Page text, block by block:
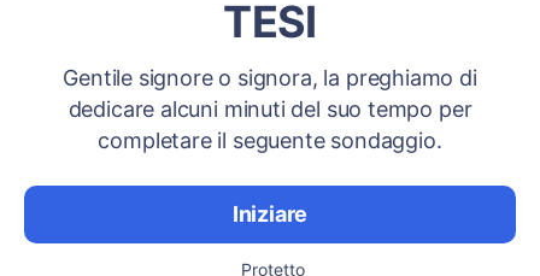
TESI
Gentile signore o signora, la preghiamo di
dedicare alcuni minuti del suo tempo per
completare il seguente sondaggio.
Iniziare
Protetto